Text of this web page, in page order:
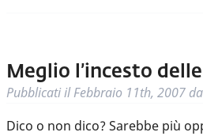
Meglio l’incesto
Pubblicati ilFebbraio 11th, 2007 da
Dico o non dico? Sarebbe più